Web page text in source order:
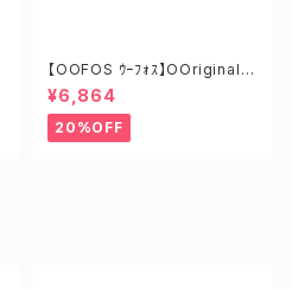
【OOFOS ｳｰﾌｫｽ】OOriginalｳｰ
ｵﾘｼﾞﾅﾙ MIST
¥6,864
20%OFF